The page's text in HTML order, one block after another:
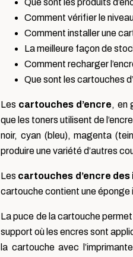
Que sont les produits
Comment vérifier le
Comment installer une
La meilleure façon de
Comment recharger
Que sont les cartouches
Les cartouches d’encre, en
que les toners utilisent de
noir, cyan (bleu), magenta
produire une variété d’autres
Les cartouches d’encre
cartouche contient une éponge
La puce de la cartouche permet
support où les encres sont
la cartouche avec